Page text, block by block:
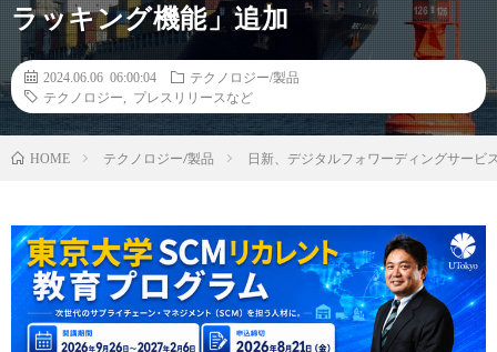
ラッキング機能」追加
2024.06.06 06:00:04
テクノロジー/製品
テクノロジー
プレスリリースなど
HOME テクノロジー/製品 日新、デジタルフォワーディングサービ